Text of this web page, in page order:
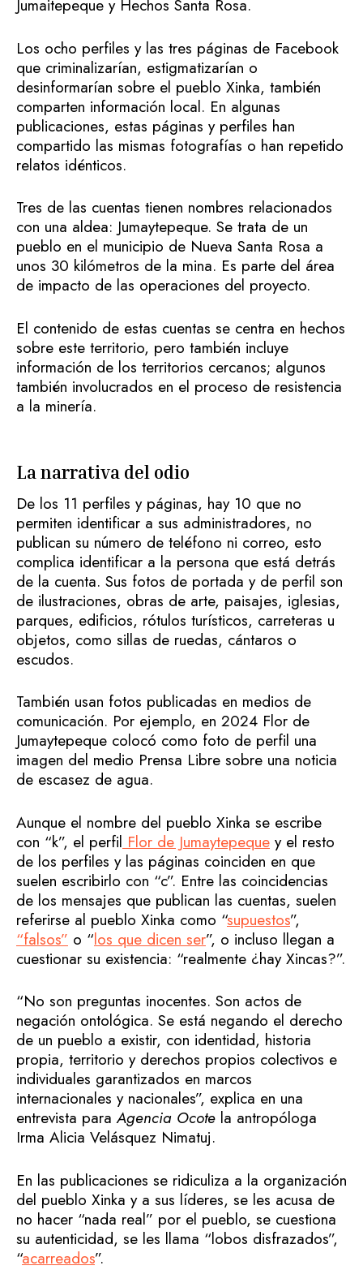
Jumaitepeque y Hechos Santa Rosa.
Los ocho perfiles y las tres páginas de Facebook
que criminalizarían, estigmatizarían o
desinformarían sobre el pueblo Xinka, también
comparten información local. En algunas
publicaciones, estas páginas y perfiles han
compartido las mismas fotografías o han repetido
relatos idénticos.
Tres de las cuentas tienen nombres relacionados
con una aldea: Jumaytepeque. Se trata de un
pueblo en el municipio de Nueva Santa Rosa a
unos 30 kilómetros de la mina. Es parte del área
de impacto de las operaciones del proyecto.
El contenido de estas cuentas se centra en hechos
sobre este territorio, pero también incluye
información de los territorios cercanos; algunos
también involucrados en el proceso de resistencia
a la minería.
La narrativa del odio
De los 11 perfiles y páginas, hay 10 que no
permiten identificar a sus administradores, no
publican su número de teléfono ni correo, esto
complica identificar a la persona que está detrás
de la cuenta. Sus fotos de portada y de perfil son
de ilustraciones, obras de arte, paisajes, iglesias,
parques, edificios, rótulos turísticos, carreteras u
objetos, como sillas de ruedas, cántaros o
escudos.
También usan fotos publicadas en medios de
comunicación. Por ejemplo, en 2024 Flor de
Jumaytepeque colocó como foto de perfil una
imagen del medio Prensa Libre sobre una noticia
de escasez de agua.
Aunque el nombre del pueblo Xinka se escribe
con “k”, el perfil Flor de Jumaytepeque y el resto
de los perfiles y las páginas coinciden en que
suelen escribirlo con “c”. Entre las coincidencias
de los mensajes que publican las cuentas, suelen
referirse al pueblo Xinka como “supuestos”,
“falsos” o “los que dicen ser”, o incluso llegan a
cuestionar su existencia: “realmente ¿hay Xincas?”.
“No son preguntas inocentes. Son actos de
negación ontológica. Se está negando el derecho
de un pueblo a existir, con identidad, historia
propia, territorio y derechos propios colectivos e
individuales garantizados en marcos
internacionales y nacionales”, explica en una
entrevista paraAgencia Ocote la antropóloga
Irma Alicia Velásquez Nimatuj.
En las publicaciones se ridiculiza a la organización
del pueblo Xinka y a sus líderes, se les acusa de
no hacer “nada real” por el pueblo, se cuestiona
su autenticidad, se les llama “lobos disfrazados”,
“acarreados”.